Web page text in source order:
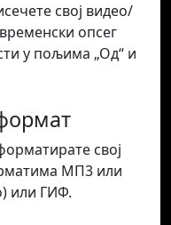
свој видео/
опсег
у пољима „Од“ и
свој
МП3 или
или ГИФ.